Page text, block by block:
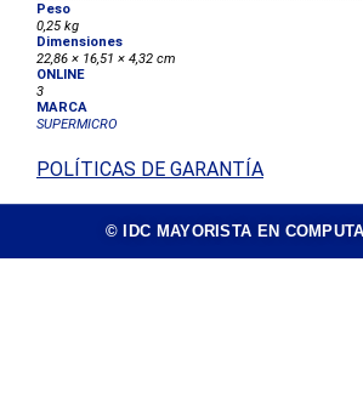
Peso
0,25 kg
Dimensiones
22,86 × 16,51 × 4,32 cm
ONLINE
3
MARCA
SUPERMICRO
POLÍTICAS DE GARANTÍA
© IDC MAYORISTA EN